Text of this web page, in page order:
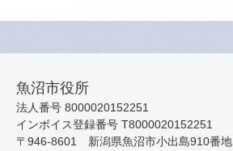
魚沼市役所
法人番号 8000020152251
インボイス登録番号 T8000020152251
〒946-8601 新潟県魚沼市小出島910番地